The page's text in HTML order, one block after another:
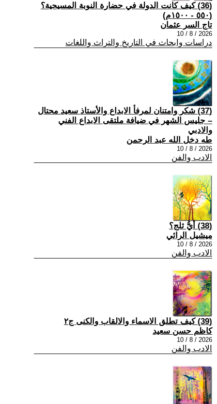
(36) كيف كانت الدولة في حضارة النوبة المسيحية؟
(٥٥٠ - ١٥٠٠م)
تاج السر عثمان
2026 / 8 / 10
دراسات وابحاث في التاريخ والتراث واللغات
(37) شكر وامتنان لمرفأ الابداع والأستاذ سعيد محتال
– جليس الشهر في ضيافة ملتقى الابداع الفني
والادبي
طه دخل الله عبد الرحمن
2026 / 8 / 10
الادب والفن
(38) أيُّ ثلج؟
ميشيل الرائي
2026 / 8 / 10
الادب والفن
(39) كيف تطلق الاسماء والالقاب والكنى ج٢
كاظم حسن سعيد
2026 / 8 / 10
الادب والفن